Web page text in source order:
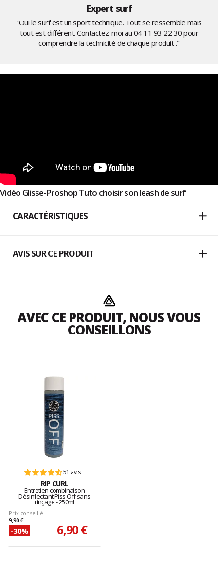
Expert surf
"Oui le surf est un sport technique. Tout se ressemble mais
tout est différent. Contactez-moi au 04 11 93 22 30 pour
comprendre la technicité de chaque produit ."
Vidéo Glisse-Proshop Tuto choisir son leash de surf
CARACTÉRISTIQUES
AVIS SUR CE PRODUIT
AVEC CE PRODUIT, NOUS VOUS
CONSEILLONS
51 avis
RIP CURL
Entretien combinaison
Désinfectant Piss Off sans
rinçage - 250ml
Prix conseillé
9,90 €
-30% 6,90 €